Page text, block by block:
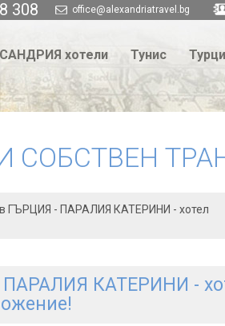
308 office@alexandriatravel.bg
хотели Тунис
СОБСТВЕН
в ГЪРЦИЯ - ПАРАЛИЯ КАТЕРИНИ - хотел
КАТЕРИНИ -